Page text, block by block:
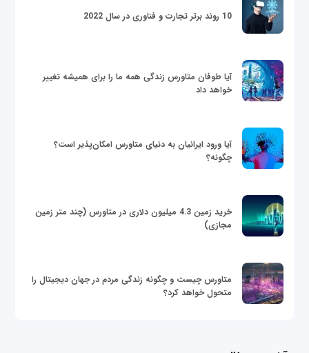
10 روند برتر تجارت و فناوری در سال 2022
آیا طوفان متاورس زندگی همه ما را برای همیشه تغییر
خواهد داد
آیا ورود ایرانیان به دنیای متاورس امکان‌پذیر است؟
چگونه؟
خرید زمین 4.3 میلیون دلاری در متاورس (چند متر زمین
مجازی)
متاورس چیست و چگونه زندگی مردم در جهان دیجیتال را
متحول خواهد کرد؟